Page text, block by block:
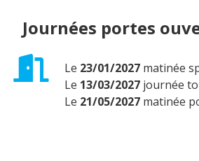
Journées portes
Le 23/01/2027 matinée
Le 13/03/2027 journée
Le 21/05/2027 matinée